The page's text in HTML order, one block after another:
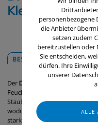
Klettbezug, 40
BESCHREIBUNG
Der Dry 24
reinigt optimal alle
Feucht- oder Nasswischen
Staub, Schmutz und Haare
wodurch sich der Moppbezug
stark frequentierte Bereiche
personenbezogene
die Anbieter
setzen zudem
bereitzustellen oder
Sie entscheiden,
dürfen. Ihre
unserer